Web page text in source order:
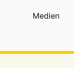
Medien